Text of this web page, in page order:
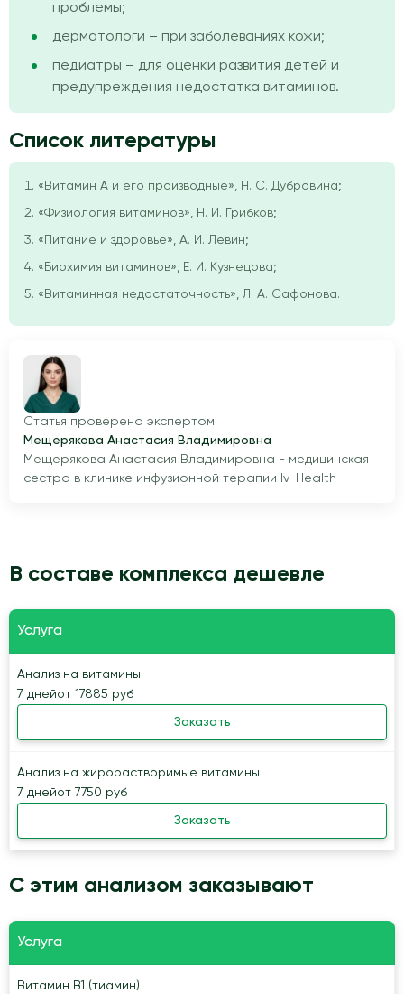
проблемы;
дерматологи – при заболеваниях кожи;
педиатры – для оценки развития детей и
предупреждения недостатка витаминов.
Список литературы
«Витамин A и его производные», Н. С. Дубровина;
«Физиология витаминов», Н. И. Грибков;
«Питание и здоровье», А. И. Левин;
«Биохимия витаминов», Е. И. Кузнецова;
«Витаминная недостаточность», Л. А. Сафонова.
Статья проверена экспертом
Мещерякова Анастасия Владимировна
Мещерякова Анастасия Владимировна - медицинская
сестра в клинике инфузионной терапии Iv-Health
В составе комплекса дешевле
Услуга
Анализ на витамины
7 днейот 17885 руб
Заказать
Анализ на жирорастворимые витамины
7 днейот 7750 руб
Заказать
С этим анализом заказывают
Услуга
Витамин В1 (тиамин)